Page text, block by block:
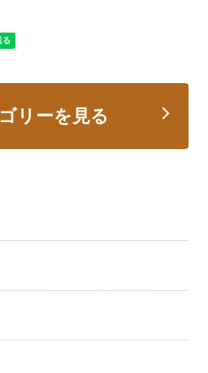
リーを見る